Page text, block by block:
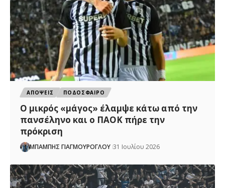
ΑΠΟΨΕΙΣ ΠΟΔΟΣΦΑΙΡΟ
Ο μικρός «μάγος» έλαμψε κάτω από την
πανσέληνο και ο ΠΑΟΚ πήρε την
πρόκριση
ΜΠΑΜΠΗΣ ΓΙΑΓΜΟΥΡΟΓΛΟΥ 31 Ιουλίου 2026